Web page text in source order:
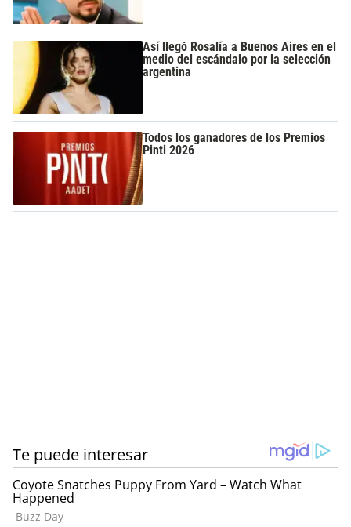
Así llegó Rosalía a Buenos Aires en el
medio del escándalo por la selección
argentina
Todos los ganadores de los Premios
Pinti 2026